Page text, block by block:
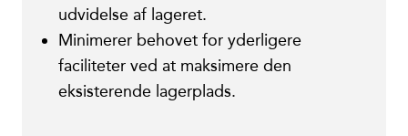
udvidelse af lageret.
Minimerer behovet for yderligere
faciliteter ved at maksimere den
eksisterende lagerplads.